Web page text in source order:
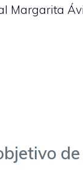
Margarita